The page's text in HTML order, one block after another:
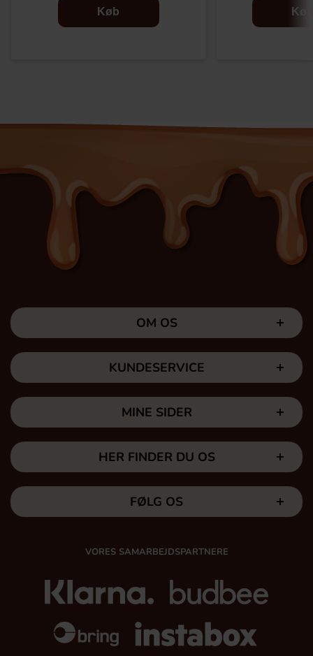
Køb Køb
OM OS
KUNDESERVICE
MINE SIDER
HER FINDER DU OS
FØLG OS
VORES SAMARBEJDSPARTNERE